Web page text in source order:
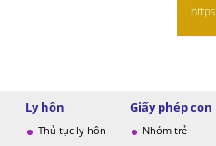
Ly hôn
Thủ tục ly hôn
Giấy phép con
Nhóm trẻ